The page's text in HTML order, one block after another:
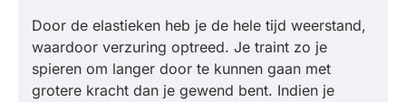
Door de elastieken heb je de hele tijd weerstand,
waardoor verzuring optreed. Je traint zo je
spieren om langer door te kunnen gaan met
grotere kracht dan je gewend bent. Indien je